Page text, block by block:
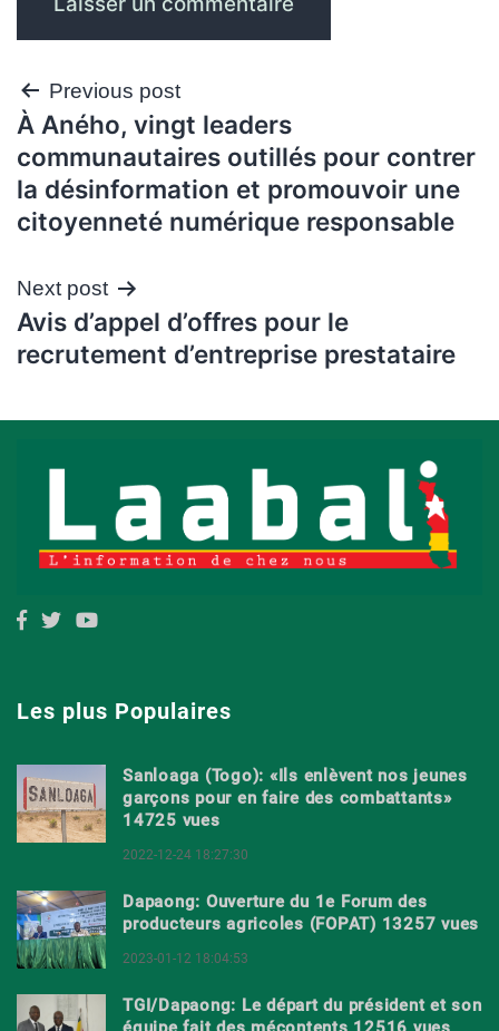
Navigation
de
l’article
Previous post
À Aného, vingt leaders
communautaires outillés pour contrer
la désinformation et promouvoir une
citoyenneté numérique responsable
Next post
Avis d’appel d’offres pour le
recrutement d’entreprise prestataire
Les plus Populaires
Sanloaga (Togo): «Ils enlèvent nos jeunes
garçons pour en faire des combattants»
14725 vues
2022-12-24 18:27:30
Dapaong: Ouverture du 1e Forum des
producteurs agricoles (FOPAT) 13257 vues
2023-01-12 18:04:53
TGI/Dapaong: Le départ du président et son